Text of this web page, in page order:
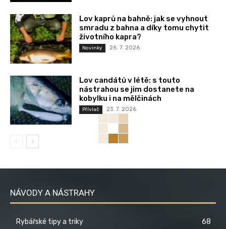
Lov kaprů na bahně: jak se vyhnout
smradu z bahna a díky tomu chytit
životního kapra?
Novinky 26. 7. 2026
Lov candátů v létě: s touto
nástrahou se jim dostanete na
kobylku i na mělčinách
Přívlač 23. 7. 2026
NÁVODY A NÁSTRAHY
Rybářské tipy a triky
68